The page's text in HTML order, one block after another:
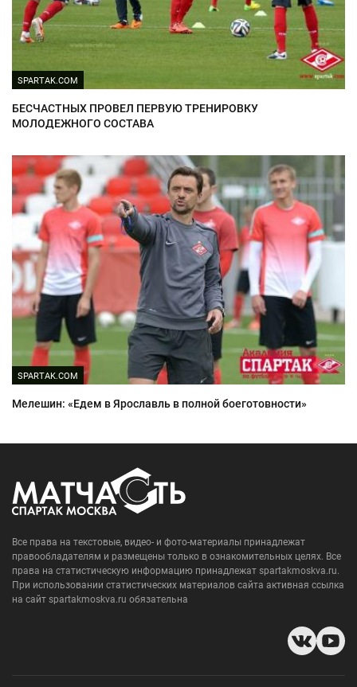
SPARTAK.COM
БЕСЧАСТНЫХ ПРОВЕЛ ПЕРВУЮ ТРЕНИРОВКУ
МОЛОДЕЖНОГО СОСТАВА
SPARTAK.COM
Мелешин: «Едем в Ярославль в полной боеготовности»
Все права на текстовые, видео- и фото-материалы принадлежат
правообладателям и размещены только в ознакомительных целях. Все
права на статистическую информацию принадлежат spartakmoskva.ru.
При использовании статистических материалов сайта активная ссылка
на сайт spartakmoskva.ru обязательна